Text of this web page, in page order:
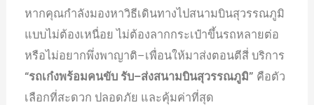
หากคุณกำลังมองหาวิธีเดินทางไปสนามบินสุวรรณภูมิ
แบบไม่ต้องเหนื่อย ไม่ต้องลากกระเป๋าขึ้นรถหลายต่อ
หรือไม่อยากพึ่งพาญาติ–เพื่อนให้มาส่งตอนตีสี่ บริการ
“รถเก๋งพร้อมคนขับ รับ–ส่งสนามบินสุวรรณภูมิ” คือตัว
เลือกที่สะดวก ปลอดภัย และคุ้มค่าที่สุด